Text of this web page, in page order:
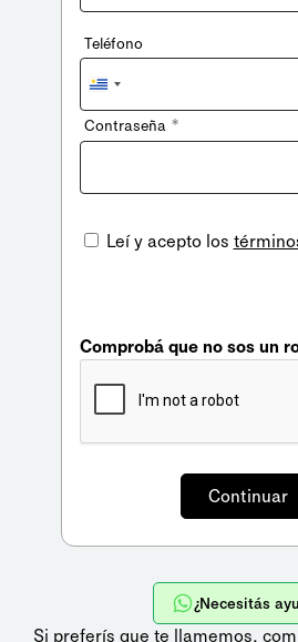
Teléfono
Uruguay
+598
Contraseña *
Leí y acepto los
Comprobá que no sos un
¿Necesitás
Si preferís que te llamemos,